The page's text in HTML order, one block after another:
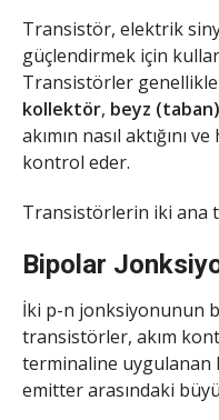
Transistör, elektrik
güçlendirmek için
Transistörler
kollektör, beyz (taban)
akımın nasıl aktığını
kontrol eder.
Transistörlerin iki ana
Bipolar
İki p-n jonksiyonunun
transistörler, akım
terminaline uygulanan
emitter arasındaki